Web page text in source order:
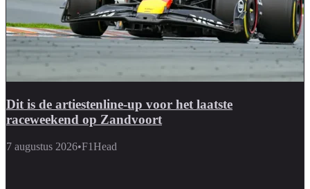
Dit is de artiestenline-up voor het laatste
raceweekend op Zandvoort
7 augustus 2026•F1Head